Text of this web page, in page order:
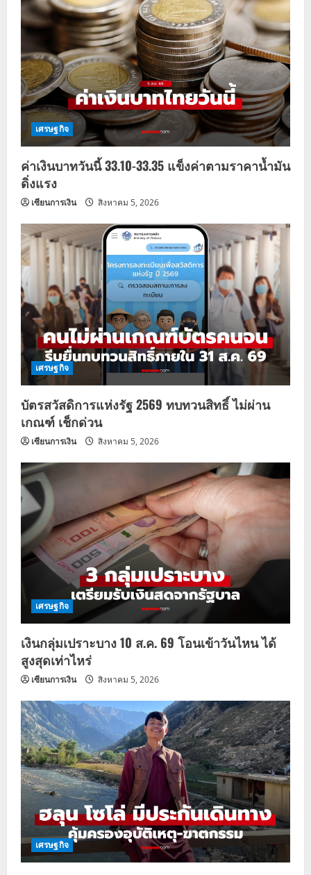
เศรษฐกิจ
ค่าเงินบาทวันนี้ 33.10-33.35 แข็งค่าตามราคาน้ำมัน
ดิ่งแรง
เซียนการเงิน สิงหาคม 5, 2026
เศรษฐกิจ
บัตรสวัสดิการแห่งรัฐ 2569 ทบทวนสิทธิ์ ไม่ผ่าน
เกณฑ์ เช็กด่วน
เซียนการเงิน สิงหาคม 5, 2026
เศรษฐกิจ
เงินกลุ่มเปราะบาง 10 ส.ค. 69 โอนเข้าวันไหน ได้
สูงสุดเท่าไหร่
เซียนการเงิน สิงหาคม 5, 2026
เศรษฐกิจ